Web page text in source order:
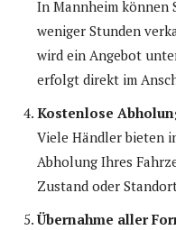
In Mannheim können
weniger Stunden
wird ein Angebot
erfolgt direkt im
Kostenlose
Viele Händler bieten
Abholung Ihres
Zustand oder
Übernahme aller